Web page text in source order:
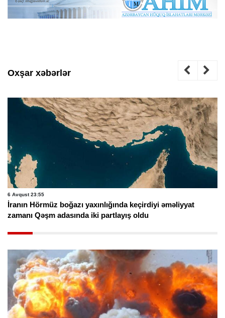
Oxşar xəbərlər
6 Avqust 23:55
İranın Hörmüz boğazı yaxınlığında keçirdiyi əməliyyat
zamanı Qəşm adasında iki partlayış oldu